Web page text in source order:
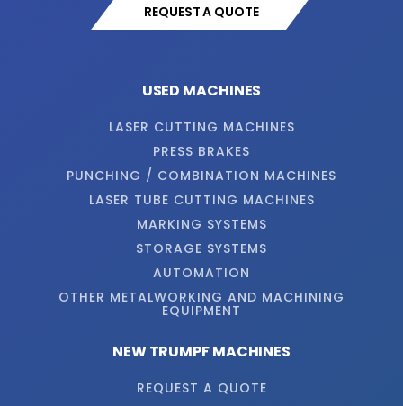
REQUEST A QUOTE
USED MACHINES
LASER CUTTING MACHINES
PRESS BRAKES
PUNCHING / COMBINATION MACHINES
LASER TUBE CUTTING MACHINES
MARKING SYSTEMS
STORAGE SYSTEMS
AUTOMATION
OTHER METALWORKING AND MACHINING
EQUIPMENT
NEW TRUMPF MACHINES
REQUEST A QUOTE